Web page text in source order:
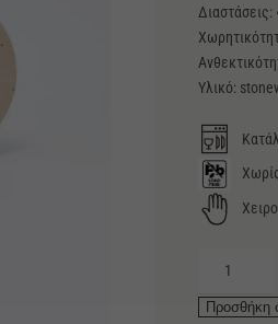
Υλικό:
small
Προσθήκη